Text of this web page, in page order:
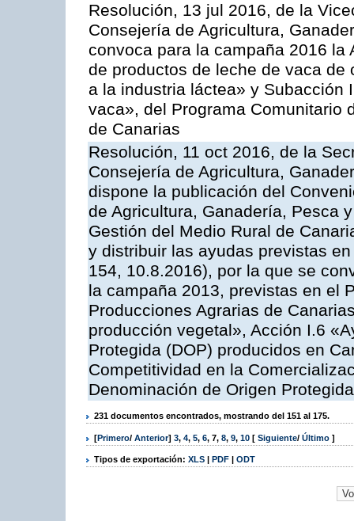
Resolución, 13 jul 2016, de la
Consejería de Agricultura,
convoca para la campaña 2016
de productos de leche de vaca
a la industria láctea» y Subacción
vaca», del Programa Comunitario
de Canarias
Resolución, 11 oct 2016, de la
Consejería de Agricultura,
dispone la publicación del
de Agricultura, Ganadería, Pesca
Gestión del Medio Rural de
y distribuir las ayudas previstas
154, 10.8.2016), por la que se
la campaña 2013, previstas en el
Producciones Agrarias de
producción vegetal», Acción I.6
Protegida (DOP) producidos en
Competitividad en la
Denominación de Origen
231 documentos encontrados, mostrando del 151 al 175.
[Primero/ Anterior] 3, 4, 5, 6, 7, 8, 9, 10 [ Siguiente/ Último ]
Tipos de exportación: XLS | PDF | ODT